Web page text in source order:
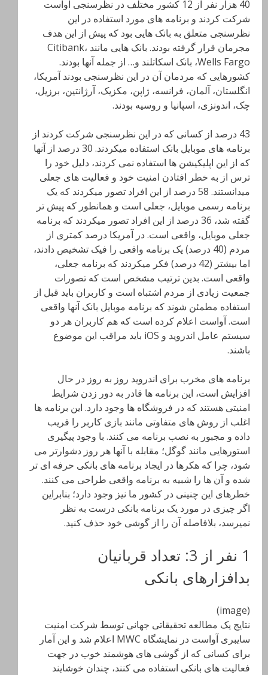
40 هزار نفر از 12 کشور مختلف در نظرسنجی آواست
شرکت کردند و برنامه های مورد استفاده در این
نظرسنجی متعلق به بانک هایی بود که پیش از این هدف
مجرمان قرار گرفته بودند. بانک هایی مانند Citibank،
Wells Fargo، بانک اسکاتلند و… از جمله آنها بودند.
کشورهایی که مردمان آن در این نظرسنجی بودند آمریکا،
انگلستان، آلمان، فرانسه، ژاپن، مکزیک، آرژانتین، برزیل،
چک، اندونزی، اسپانیا و روسیه بودند.
43 درصد از کسانی که در این نظرسنجی شرکت کردند از
برنامه های موبایل بانک استفاده میکردند. 30 درصد از آنها
که از این اپلیکیشن ها استفاده نمی کردند، دلیل خود را
ترس از به خطر افتادن امنیت خود و فعالیت های جعلی
میدانستند. 58 درصد از این افراد تصور میکردند که یک
برنامه رسمی موبایل، جعلی است و همانطور که پیش تر
گفته شد، 36 درصد از این افراد تصور میکردند که برنامه
جعلی موبایل، واقعی است. در آمریکا درصد کمتری از
مردم (40 درصد) یک برنامه واقعی را فیک تشخیص دادند،
اما بیشتر (42 درصد) فکر میکردند که برنامه جعلی،
واقعی است. بدین ترتیب مشخص است که تصورات
جمعیت زیادی از مردم اشتباه است و کاربران باید قبل از
استفاده مطمئن شوند که برنامه موبایل بانک آنها واقعی
است. آواست اعلام کرده است که هم کاربران هر دو
سیستم عامل اندروید و iOS باید مراقب این موضوع
باشند.
برنامه های مخرب برای اندروید روز به روز در حال
افزایش است، این برنامه ها قادر به دور زدن شرایط
امنیتی هستند که در فروشگاه ها وجود دارد. این برنامه ها
اغلب از روش های متفاوتی مانند بازی کاربر را فریب
داده و مجبور به نصب برنامه می کنند. با وجود پیگیری
استورهایی مانند گوگل؛ مقابله با آنها هر روز دشوارتر می
شود، چرا که هکرها در ایجاد برنامه های بانکی حرفه ای تر
شده و آن ها را شبیه به برنامه واقعی طراحی می کنند.
خطرهای این چنینی در کشور ما نیز وجود دارد؛ بنابراین
اگر چیزی در مورد یک برنامه بانکی درست به نظر
نمیرسد، بلافاصله آن را از گوشی خود حذف کنید.
1 نفر از 3: تعداد قربانیان
بدافزارهای بانکی
(image)
نتایج یک مطالعه تحقیقاتی جهانی توسط شرکت امنیت
سایبری آواست در نمایشگاه MWC اعلام شد و این آمار
برای کسانی که از گوشی های هوشمند خوب در جهت
فعالیت های بانکی استفاده می کنند، چندان خوشایند